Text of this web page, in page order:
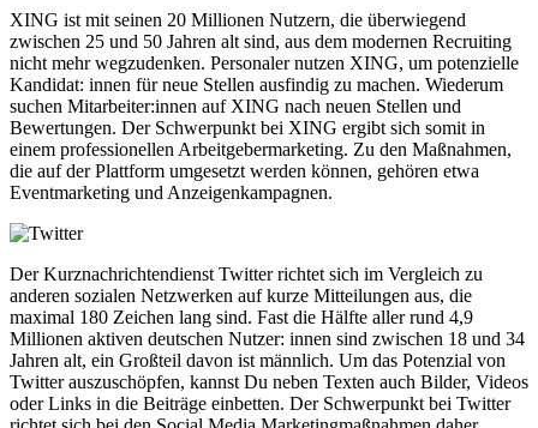
XING ist mit seinen 20 Millionen Nutzern, die überwiegend
zwischen 25 und 50 Jahren alt sind, aus dem modernen Recruiting
nicht mehr wegzudenken. Personaler nutzen XING, um potenzielle
Kandidat: innen für neue Stellen ausfindig zu machen. Wiederum
suchen Mitarbeiter:innen auf XING nach neuen Stellen und
Bewertungen. Der Schwerpunkt bei XING ergibt sich somit in
einem professionellen Arbeitgebermarketing. Zu den Maßnahmen,
die auf der Plattform umgesetzt werden können, gehören etwa
Eventmarketing und Anzeigenkampagnen.
Der Kurznachrichtendienst Twitter richtet sich im Vergleich zu
anderen sozialen Netzwerken auf kurze Mitteilungen aus, die
maximal 180 Zeichen lang sind. Fast die Hälfte aller rund 4,9
Millionen aktiven deutschen Nutzer: innen sind zwischen 18 und 34
Jahren alt, ein Großteil davon ist männlich. Um das Potenzial von
Twitter auszuschöpfen, kannst Du neben Texten auch Bilder, Videos
oder Links in die Beiträge einbetten. Der Schwerpunkt bei Twitter